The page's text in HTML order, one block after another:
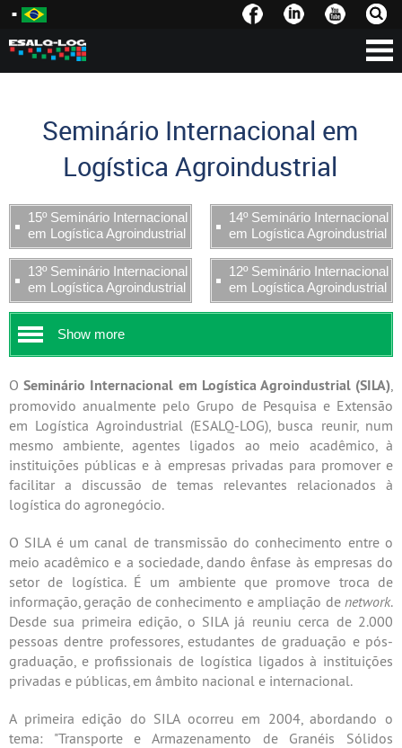
Seminário Internacional em
Logística Agroindustrial
15º Seminário Internacional
em Logística Agroindustrial
14º Seminário Internacional
em Logística Agroindustrial
13º Seminário Internacional
em Logística Agroindustrial
12º Seminário Internacional
em Logística Agroindustrial
Show more
OSeminário Internacional em Logística Agroindustrial (SILA),
promovido anualmente pelo Grupo de Pesquisa e Extensão
em Logística Agroindustrial (ESALQ-LOG), busca reunir, num
mesmo ambiente, agentes ligados ao meio acadêmico, à
instituições públicas e à empresas privadas para promover e
facilitar a discussão de temas relevantes relacionados à
logística do agronegócio.
O SILA é um canal de transmissão do conhecimento entre o
meio acadêmico e a sociedade, dando ênfase às empresas do
setor de logística. É um ambiente que promove troca de
informação, geração de conhecimento e ampliação de network.
Desde sua primeira edição, o SILA já reuniu cerca de 2.000
pessoas dentre professores, estudantes de graduação e pós-
graduação, e profissionais de logística ligados à instituições
privadas e públicas, em âmbito nacional e internacional.
A primeira edição do SILA ocorreu em 2004, abordando o
tema: "Transporte e Armazenamento de Granéis Sólidos